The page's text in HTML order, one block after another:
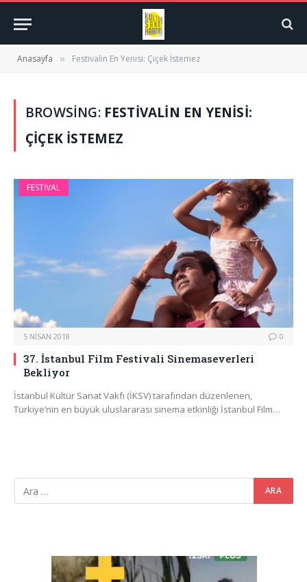
Anasayfa » Festivalin En Yenisi: Çiçek İstemez
BROWSING: FESTIVALIN EN YENISI:
ÇIÇEK İSTEMEZ
FESTIVAL
5 NISAN 2018 0
37. İstanbul Film Festivali Sinemaseverleri
Bekliyor
İstanbul Kültür Sanat Vakfı (İKSV) tarafından düzenlenen,
Türkiye’nin en büyük uluslararası sinema etkinliği İstanbul Film…
Video
oynatıcı